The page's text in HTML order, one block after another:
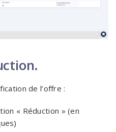
de l’offre :
« Réduction » (en